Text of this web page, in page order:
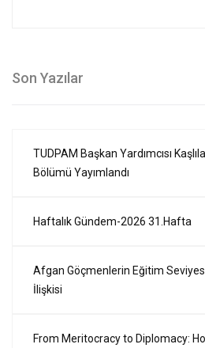
Son Yazılar
TUDPAM Başkan Yardımcısı
Bölümü Yayımlandı
Haftalık Gündem-2026 31.Hafta
Afgan Göçmenlerin Eğitim
İlişkisi
From Meritocracy to Diplomacy: